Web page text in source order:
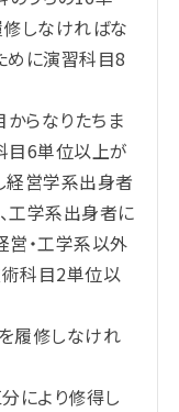
しなければな
めに演習科目8
らなりたちま
目6単位以上が
経営学系出身者
工学系出身者に
営・工学系以外
科目2単位以
履修しなけれ
により修得し